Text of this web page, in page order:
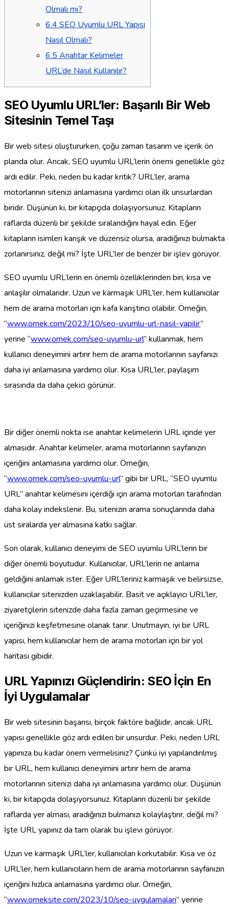
Olmalı mı?
6.4 SEO Uyumlu URL Yapısı
Nasıl Olmalı?
6.5 Anahtar Kelimeler
URL’de Nasıl Kullanılır?
SEO Uyumlu URL’ler: Başarılı Bir Web
Sitesinin Temel Taşı
Bir web sitesi oluştururken, çoğu zaman tasarım ve içerik ön
planda olur. Ancak, SEO uyumlu URL’lerin önemi genellikle göz
ardı edilir. Peki, neden bu kadar kritik? URL’ler, arama
motorlarının sitenizi anlamasına yardımcı olan ilk unsurlardan
biridir. Düşünün ki, bir kitapçıda dolaşıyorsunuz. Kitapların
raflarda düzenli bir şekilde sıralandığını hayal edin. Eğer
kitapların isimleri karışık ve düzensiz olursa, aradığınızı bulmakta
zorlanırsınız, değil mi? İşte URL’ler de benzer bir işlev görüyor.
SEO uyumlu URL’lerin en önemli özelliklerinden biri, kısa ve
anlaşılır olmalarıdır. Uzun ve karmaşık URL’ler, hem kullanıcılar
hem de arama motorları için kafa karıştırıcı olabilir. Örneğin,
“www.ornek.com/2023/10/seo-uyumlu-url-nasil-yapilir”
yerine “www.ornek.com/seo-uyumlu-url” kullanmak, hem
kullanıcı deneyimini artırır hem de arama motorlarının sayfanızı
daha iyi anlamasına yardımcı olur. Kısa URL’ler, paylaşım
sırasında da daha çekici görünür.
Bir diğer önemli nokta ise anahtar kelimelerin URL içinde yer
almasıdır. Anahtar kelimeler, arama motorlarının sayfanızın
içeriğini anlamasına yardımcı olur. Örneğin,
“www.ornek.com/seo-uyumlu-url” gibi bir URL, “SEO uyumlu
URL” anahtar kelimesini içerdiği için arama motorları tarafından
daha kolay indekslenir. Bu, sitenizin arama sonuçlarında daha
üst sıralarda yer almasına katkı sağlar.
Son olarak, kullanıcı deneyimi de SEO uyumlu URL’lerin bir
diğer önemli boyutudur. Kullanıcılar, URL’lerin ne anlama
geldiğini anlamak ister. Eğer URL’leriniz karmaşık ve belirsizse,
kullanıcılar sitenizden uzaklaşabilir. Basit ve açıklayıcı URL’ler,
ziyaretçilerin sitenizde daha fazla zaman geçirmesine ve
içeriğinizi keşfetmesine olanak tanır. Unutmayın, iyi bir URL
yapısı, hem kullanıcılar hem de arama motorları için bir yol
haritası gibidir.
URL Yapınızı Güçlendirin: SEO İçin En
İyi Uygulamalar
Bir web sitesinin başarısı, birçok faktöre bağlıdır, ancak URL
yapısı genellikle göz ardı edilen bir unsurdur. Peki, neden URL
yapınıza bu kadar önem vermelisiniz? Çünkü iyi yapılandırılmış
bir URL, hem kullanıcı deneyimini artırır hem de arama
motorlarının sitenizi daha iyi anlamasına yardımcı olur. Düşünün
ki, bir kitapçıda dolaşıyorsunuz. Kitapların düzenli bir şekilde
raflarda yer alması, aradığınızı bulmanızı kolaylaştırır, değil mi?
İşte URL yapınız da tam olarak bu işlevi görüyor.
Uzun ve karmaşık URL’ler, kullanıcıları korkutabilir. Kısa ve öz
URL’ler, hem kullanıcıların hem de arama motorlarının sayfanızın
içeriğini hızlıca anlamasına yardımcı olur. Örneğin,
“www.orneksite.com/2023/10/seo-uygulamalari” yerine